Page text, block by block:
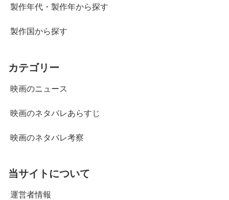
製作年代・製作年から探す
製作国から探す
カテゴリー
映画のニュース
映画のネタバレあらすじ
映画のネタバレ考察
当サイトについて
運営者情報